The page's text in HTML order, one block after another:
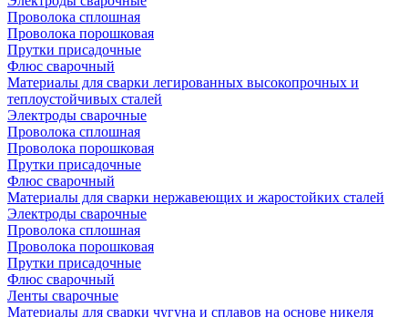
Проволока сплошная
Проволока порошковая
Прутки присадочные
Флюс сварочный
Материалы для сварки легированных высокопрочных и
теплоустойчивых сталей
Электроды сварочные
Проволока сплошная
Проволока порошковая
Прутки присадочные
Флюс сварочный
Материалы для сварки нержавеющих и жаростойких сталей
Электроды сварочные
Проволока сплошная
Проволока порошковая
Прутки присадочные
Флюс сварочный
Ленты сварочные
Материалы для сварки чугуна и сплавов на основе никеля